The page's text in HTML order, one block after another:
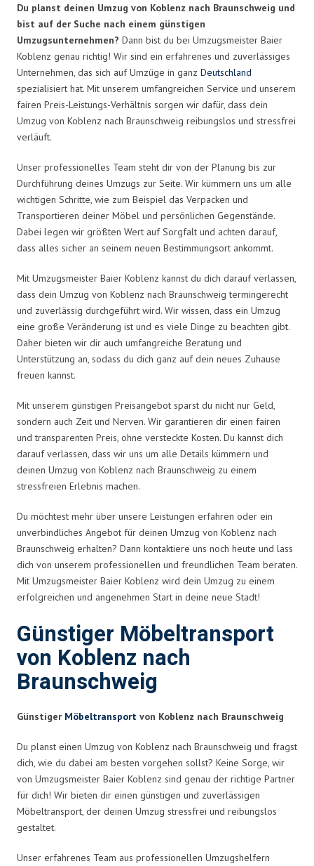
Du planst deinen Umzug von Koblenz nach Braunschweig und
bist auf der Suche nach einem günstigen
Umzugsunternehmen? Dann bist du bei Umzugsmeister Baier
Koblenz genau richtig! Wir sind ein erfahrenes und zuverlässiges
Unternehmen, das sich auf Umzüge in ganz Deutschland
spezialisiert hat. Mit unserem umfangreichen Service und unserem
fairen Preis-Leistungs-Verhältnis sorgen wir dafür, dass dein
Umzug von Koblenz nach Braunschweig reibungslos und stressfrei
verläuft.
Unser professionelles Team steht dir von der Planung bis zur
Durchführung deines Umzugs zur Seite. Wir kümmern uns um alle
wichtigen Schritte, wie zum Beispiel das Verpacken und
Transportieren deiner Möbel und persönlichen Gegenstände.
Dabei legen wir größten Wert auf Sorgfalt und achten darauf,
dass alles sicher an seinem neuen Bestimmungsort ankommt.
Mit Umzugsmeister Baier Koblenz kannst du dich darauf verlassen,
dass dein Umzug von Koblenz nach Braunschweig termingerecht
und zuverlässig durchgeführt wird. Wir wissen, dass ein Umzug
eine große Veränderung ist und es viele Dinge zu beachten gibt.
Daher bieten wir dir auch umfangreiche Beratung und
Unterstützung an, sodass du dich ganz auf dein neues Zuhause
freuen kannst.
Mit unserem günstigen Preisangebot sparst du nicht nur Geld,
sondern auch Zeit und Nerven. Wir garantieren dir einen fairen
und transparenten Preis, ohne versteckte Kosten. Du kannst dich
darauf verlassen, dass wir uns um alle Details kümmern und
deinen Umzug von Koblenz nach Braunschweig zu einem
stressfreien Erlebnis machen.
Du möchtest mehr über unsere Leistungen erfahren oder ein
unverbindliches Angebot für deinen Umzug von Koblenz nach
Braunschweig erhalten? Dann kontaktiere uns noch heute und lass
dich von unserem professionellen und freundlichen Team beraten.
Mit Umzugsmeister Baier Koblenz wird dein Umzug zu einem
erfolgreichen und angenehmen Start in deine neue Stadt!
Günstiger Möbeltransport
von Koblenz nach
Braunschweig
Günstiger Möbeltransport von Koblenz nach Braunschweig
Du planst einen Umzug von Koblenz nach Braunschweig und fragst
dich, wie du dabei am besten vorgehen sollst? Keine Sorge, wir
von Umzugsmeister Baier Koblenz sind genau der richtige Partner
für dich! Wir bieten dir einen günstigen und zuverlässigen
Möbeltransport, der deinen Umzug stressfrei und reibungslos
gestaltet.
Unser erfahrenes Team aus professionellen Umzugshelfern